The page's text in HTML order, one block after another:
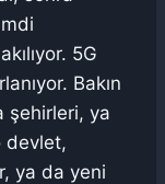
5G
Bakın
şehirleri, ya
devlet,
ya da yeni